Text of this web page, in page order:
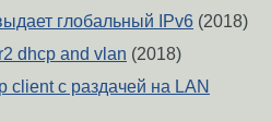
глобальный IPv6 (2018)
dhcp and vlan (2018)
client с раздачей на LAN